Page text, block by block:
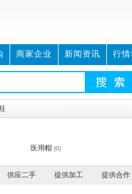
商家企业 新闻资讯 行
医用帽 (0)
供应二手 提供加工 提供合作